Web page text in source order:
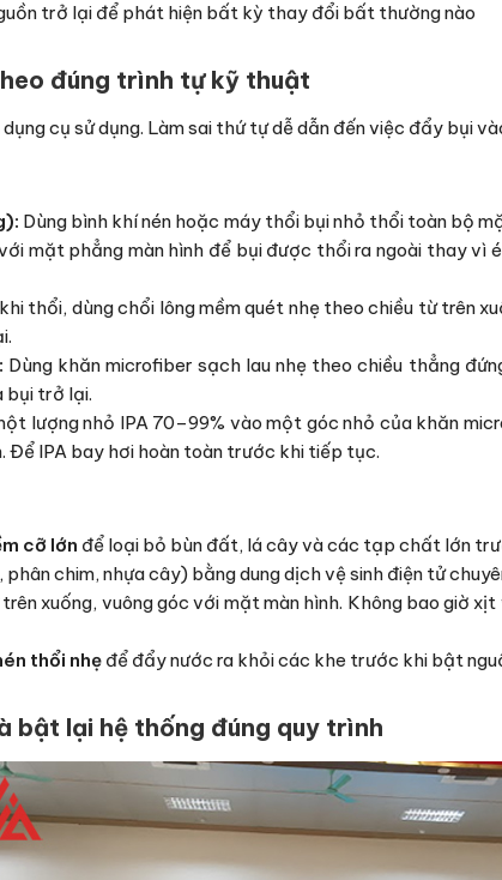
trở lại để phát hiện bất kỳ thay đổi bất thường nào
đúng trình tự kỹ thuật
cụ sử dụng. Làm sai thứ tự dễ dẫn đến việc đẩy bụi
Dùng bình khí nén hoặc máy thổi bụi nhỏ thổi toàn bộ
mặt phẳng màn hình để bụi được thổi ra ngoài thay vì
thổi, dùng chổi lông mềm quét nhẹ theo chiều từ trên
Dùng khăn microfiber sạch lau nhẹ theo chiều thẳng
bụi trở lại.
lượng nhỏ IPA 70–99% vào một góc nhỏ của khăn
Để IPA bay hơi hoàn toàn trước khi tiếp tục.
cỡ lớn để loại bỏ bùn đất, lá cây và các tạp chất lớn
phân chim, nhựa cây) bằng dung dịch vệ sinh điện tử
xuống, vuông góc với mặt màn hình. Không bao giờ
thổi nhẹ để đẩy nước ra khỏi các khe trước khi bật
bật lại hệ thống đúng quy trình